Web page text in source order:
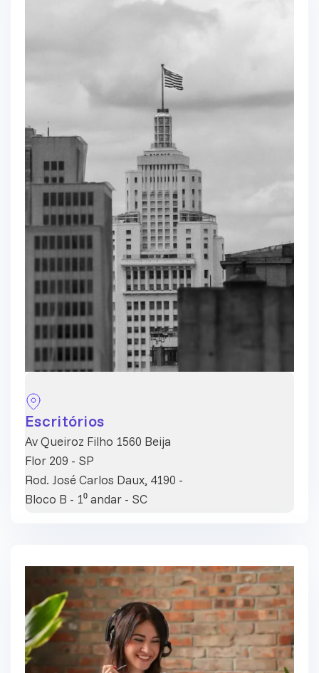
Escritórios
Av Queiroz Filho 1560 Beija
Flor 209 - SP
Rod. José Carlos Daux, 4190 -
Bloco B - 1⁰ andar - SC